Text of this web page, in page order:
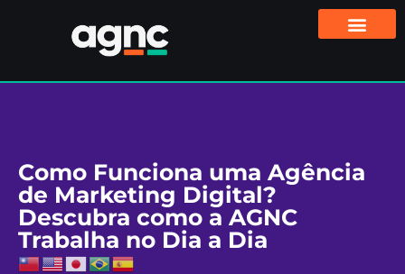
Como Funciona uma Agência
de Marketing Digital?
Descubra como a AGNC
Trabalha no Dia a Dia